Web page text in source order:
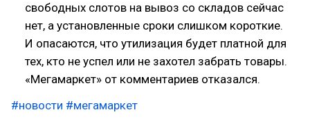
свободных слотов на вывоз со складов сейчас
нет, а установленные сроки слишком короткие.
И опасаются, что утилизация будет платной для
тех, кто не успел или не захотел забрать товары.
«Мегамаркет» от комментариев отказался.
#новости #мегамаркет